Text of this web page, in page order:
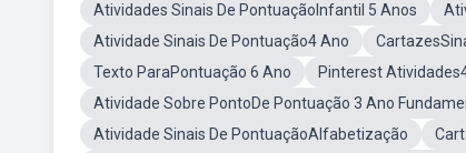
Atividades Sinais De PontuaçãoInfantil 5 Anos
Atividade Sinais De Pontuação4 Ano
Texto ParaPontuação 6 Ano
Pinterest
Atividade Sobre PontoDe Pontuação 3 Ano
Atividade Sinais De PontuaçãoAlfabetização